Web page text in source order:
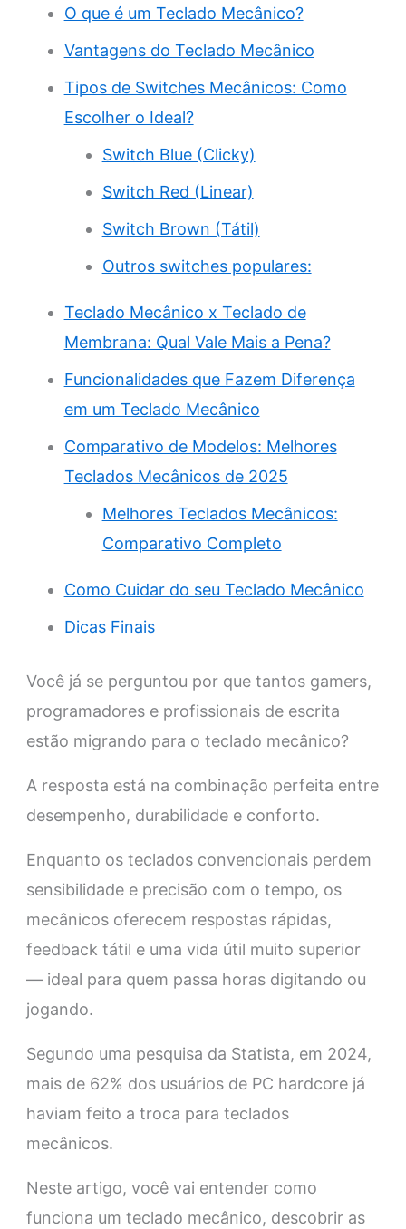
O que é um Teclado Mecânico?
Vantagens do Teclado Mecânico
Tipos de Switches Mecânicos: Como
Escolher o Ideal?
Switch Blue (Clicky)
Switch Red (Linear)
Switch Brown (Tátil)
Outros switches populares:
Teclado Mecânico x Teclado de
Membrana: Qual Vale Mais a Pena?
Funcionalidades que Fazem Diferença
em um Teclado Mecânico
Comparativo de Modelos: Melhores
Teclados Mecânicos de 2025
Melhores Teclados Mecânicos:
Comparativo Completo
Como Cuidar do seu Teclado Mecânico
Dicas Finais
Você já se perguntou por que tantos gamers,
programadores e profissionais de escrita
estão migrando para o teclado mecânico?
A resposta está na combinação perfeita entre
desempenho, durabilidade e conforto.
Enquanto os teclados convencionais perdem
sensibilidade e precisão com o tempo, os
mecânicos oferecem respostas rápidas,
feedback tátil e uma vida útil muito superior
— ideal para quem passa horas digitando ou
jogando.
Segundo uma pesquisa da Statista, em 2024,
mais de 62% dos usuários de PC hardcore já
haviam feito a troca para teclados
mecânicos.
Neste artigo, você vai entender como
funciona um teclado mecânico, descobrir as